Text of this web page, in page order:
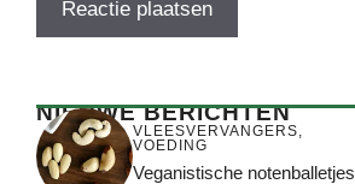
NIEUWE BERICHTEN
VLEESVERVANGERS,
VOEDING
Veganistische notenballetjes